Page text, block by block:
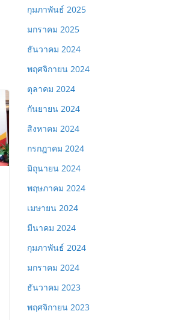
กุมภาพันธ์ 2025
มกราคม 2025
ธันวาคม 2024
พฤศจิกายน 2024
ตุลาคม 2024
กันยายน 2024
สิงหาคม 2024
กรกฎาคม 2024
มิถุนายน 2024
พฤษภาคม 2024
เมษายน 2024
มีนาคม 2024
กุมภาพันธ์ 2024
มกราคม 2024
ธันวาคม 2023
พฤศจิกายน 2023